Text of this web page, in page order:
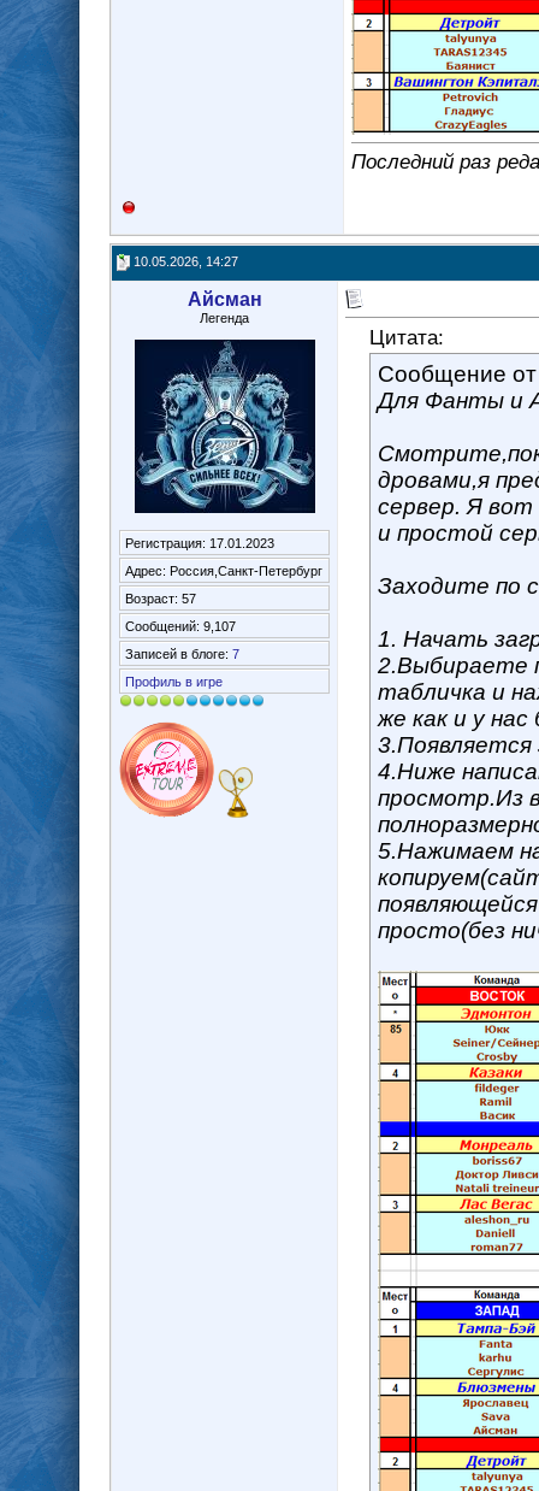
Последний раз
10.05.2026, 14:27
Айсман
Легенда
Регистрация: 17.01.2023
Адрес: Россия,Санкт-Петербург
Возраст: 57
Сообщений: 9,107
Записей в блоге: 7
Профиль в игре
Цитата:
Сообщение
Для Фанты и
дровами,я
сервер. Я
и простой
Заходите по
1. Начать
2.Выбираете
табличка и
же как и у нас
3.Появляется
4.Ниже
просмотр.Из
5.Нажимаем
просто(без